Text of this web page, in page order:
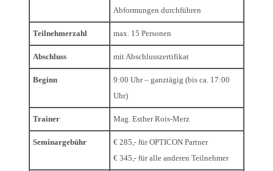
Abformungen durchführen
Teilnehmerzahl max. 15 Personen
Abschluss mit Abschlusszertifikat
Beginn
9:00 Uhr – ganztägig (bis ca. 17:00
Uhr)
Trainer Mag. Esther Rois-Merz
Seminargebühr
€ 285,- für OPTICON Partner
€ 345,- für alle anderen Teilnehmer